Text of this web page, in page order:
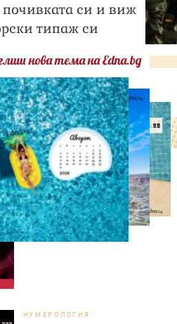
си и виж
типаж си
нова тема на Edna.bg
АСТРОЛОГИЯ
Дневен хороскоп за 9
август, неделя
НУМЕРОЛОГИЯ